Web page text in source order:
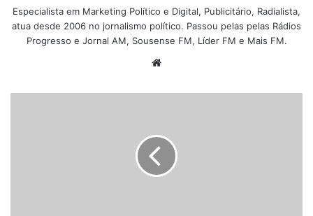
Especialista em Marketing Político e Digital, Publicitário, Radialista,
atua desde 2006 no jornalismo político. Passou pelas pelas Rádios
Progresso e Jornal AM, Sousense FM, Líder FM e Mais FM.
b